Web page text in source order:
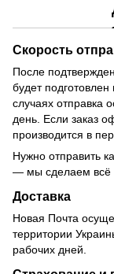
Скорость
После
будет
случаях отправка
день. Если заказ
производится в
Нужно отправить
— мы сделаем всё
Доставка
Новая Почта
территории
рабочих дней.